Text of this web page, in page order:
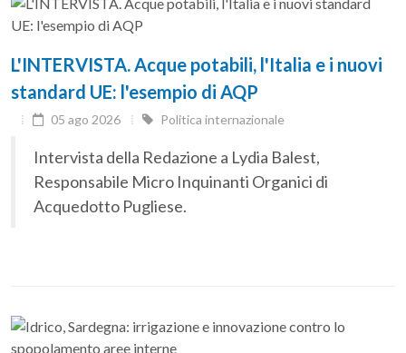
L'INTERVISTA. Acque potabili, l'Italia e i nuovi
standard UE: l'esempio di AQP
05 ago 2026 Politica internazionale
Intervista della Redazione a Lydia Balest,
Responsabile Micro Inquinanti Organici di
Acquedotto Pugliese.